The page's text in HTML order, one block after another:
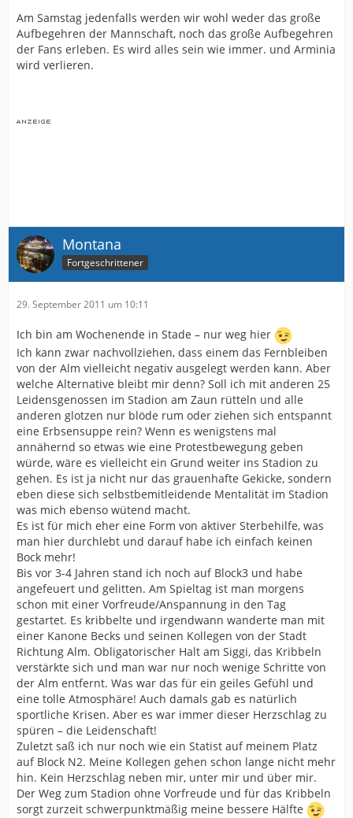
Am Samstag jedenfalls werden wir wohl weder das große
Aufbegehren der Mannschaft, noch das große Aufbegehren
der Fans erleben. Es wird alles sein wie immer. und Arminia
wird verlieren.
Montana
Fortgeschrittener
29. September 2011 um 10:11
Ich bin am Wochenende in Stade – nur weg hier
Ich kann zwar nachvollziehen, dass einem das Fernbleiben
von der Alm vielleicht negativ ausgelegt werden kann. Aber
welche Alternative bleibt mir denn? Soll ich mit anderen 25
Leidensgenossen im Stadion am Zaun rütteln und alle
anderen glotzen nur blöde rum oder ziehen sich entspannt
eine Erbsensuppe rein? Wenn es wenigstens mal
annähernd so etwas wie eine Protestbewegung geben
würde, wäre es vielleicht ein Grund weiter ins Stadion zu
gehen. Es ist ja nicht nur das grauenhafte Gekicke, sondern
eben diese sich selbstbemitleidende Mentalität im Stadion
was mich ebenso wütend macht.
Es ist für mich eher eine Form von aktiver Sterbehilfe, was
man hier durchlebt und darauf habe ich einfach keinen
Bock mehr!
Bis vor 3-4 Jahren stand ich noch auf Block3 und habe
angefeuert und gelitten. Am Spieltag ist man morgens
schon mit einer Vorfreude/Anspannung in den Tag
gestartet. Es kribbelte und irgendwann wanderte man mit
einer Kanone Becks und seinen Kollegen von der Stadt
Richtung Alm. Obligatorischer Halt am Siggi, das Kribbeln
verstärkte sich und man war nur noch wenige Schritte von
der Alm entfernt. Was war das für ein geiles Gefühl und
eine tolle Atmosphäre! Auch damals gab es natürlich
sportliche Krisen. Aber es war immer dieser Herzschlag zu
spüren – die Leidenschaft!
Zuletzt saß ich nur noch wie ein Statist auf meinem Platz
auf Block N2. Meine Kollegen gehen schon lange nicht mehr
hin. Kein Herzschlag neben mir, unter mir und über mir.
Der Weg zum Stadion ohne Vorfreude und für das Kribbeln
sorgt zurzeit schwerpunktmäßig meine bessere Hälfte